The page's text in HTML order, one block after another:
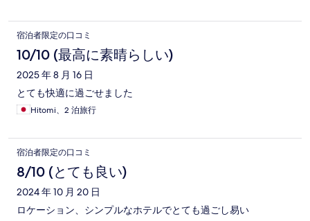
宿泊者限定の口コミ
10/10 (最高に素晴らしい)
2025 年 8 月 16 日
とても快適に過ごせました
Hitomi、2 泊旅行
宿泊者限定の口コミ
8/10 (とても良い)
2024 年 10 月 20 日
ロケーション、シンプルなホテルでとても過ごし易い